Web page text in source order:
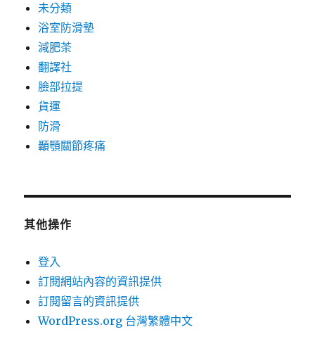
未分類
浴室防滑墊
減肥茶
翻譯社
臉部拉提
貨運
防滑
顳顎關節疼痛
其他操作
登入
訂閱網站內容的資訊提供
訂閱留言的資訊提供
WordPress.org 台灣繁體中文